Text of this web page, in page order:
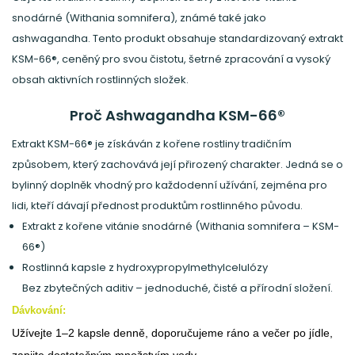
snodárné (Withania somnifera), známé také jako
ashwagandha. Tento produkt obsahuje standardizovaný extrakt
KSM-66®, ceněný pro svou čistotu, šetrné zpracování a vysoký
obsah aktivních rostlinných složek.
Proč Ashwagandha KSM-66®
Extrakt KSM-66® je získáván z kořene rostliny tradičním
způsobem, který zachovává její přirozený charakter. Jedná se o
bylinný doplněk vhodný pro každodenní užívání, zejména pro
lidi, kteří dávají přednost produktům rostlinného původu.
Extrakt z kořene vitánie snodárné (Withania somnifera – KSM-
66®)
Rostlinná kapsle z hydroxypropylmethylcelulózy
Bez zbytečných aditiv – jednoduché, čisté a přírodní složení.
Dávkování:
Užívejte 1–2 kapsle denně, doporučujeme ráno a večer po jídle,